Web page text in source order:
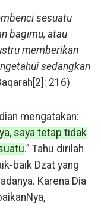
sesuatu
bagimu, atau
memberikan
sedangkan
216)
mengatakan:
saya tetap tidak
.” Tahu dirilah
baik Dzat yang
Karena Dia